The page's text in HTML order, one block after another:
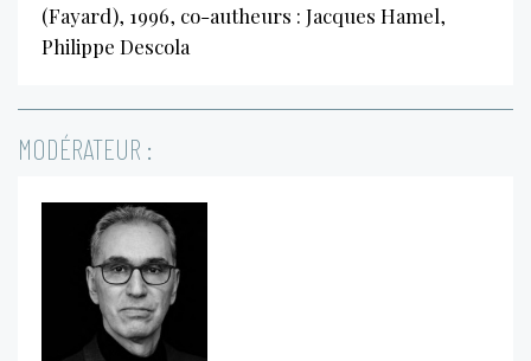
(Fayard), 1996, co-autheurs : Jacques Hamel,
Philippe Descola
MODÉRATEUR :